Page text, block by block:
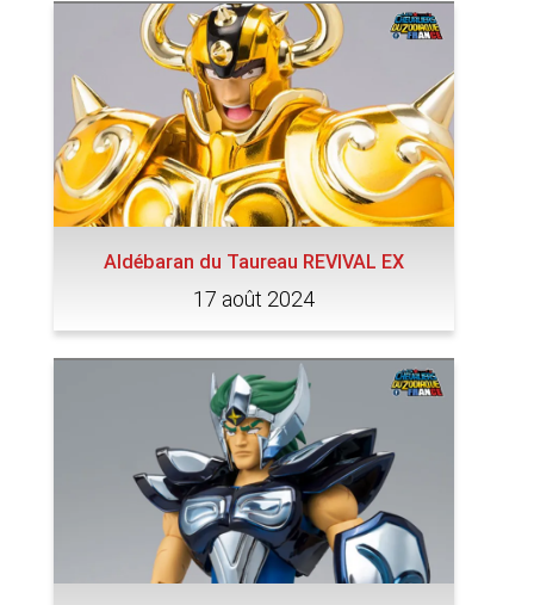
Aldébaran du Taureau REVIVAL EX
17 août 2024